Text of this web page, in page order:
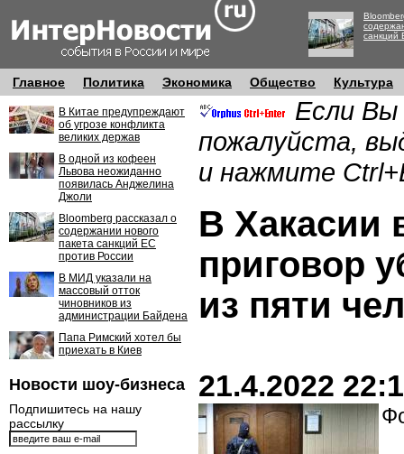
санкций
Главное Политика Экономика Общество Культура
В Китае предупреждают
об угрозе конфликта
великих держав
В одной из кофеен
Львова неожиданно
появилась Анджелина
Джоли
Bloomberg рассказал о
содержании нового
пакета санкций ЕС
против России
В МИД указали на
массовый отток
чиновников из
администрации Байдена
Папа Римский хотел бы
приехать в Киев
Новости шоу-бизнеса
Подпишитесь на нашу
рассылку
Если Вы
пожалуйста,
и нажмите
В Хакасии
приговор
из пяти
21.4.2022